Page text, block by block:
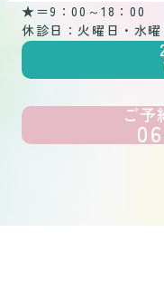
★＝9：00～18：00
休診日：火曜日・水曜
ご予